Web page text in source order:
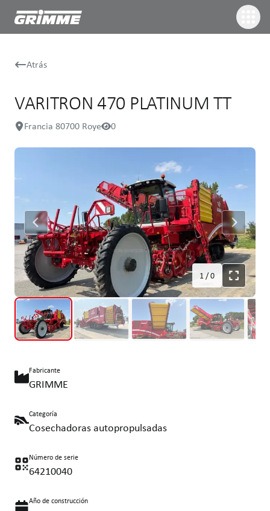
Atrás
VARITRON 470 PLATINUM TT
Francia 80700 Roye 0
1/0
Fabricante
GRIMME
Categoría
Cosechadoras autopropulsadas
Número de serie
64210040
Año de construcción